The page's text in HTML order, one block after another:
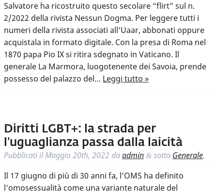
Salvatore ha ricostruito questo secolare “flirt” sul n.
2/2022 della rivista Nessun Dogma. Per leggere tutti i
numeri della rivista associati all’Uaar, abbonati oppure
acquistala in formato digitale. Con la presa di Roma nel
1870 papa Pio IX si ritira sdegnato in Vaticano. Il
generale La Marmora, luogotenente dei Savoia, prende
possesso del palazzo del… Leggi tutto »
Diritti LGBT+: la strada per
l’uguaglianza passa dalla laicità
Pubblicati ilMaggio 20th, 2022 daadmin & sotto Generale.
Il 17 giugno di più di 30 anni fa, l’OMS ha definito
l’omosessualità come una variante naturale del